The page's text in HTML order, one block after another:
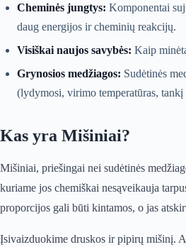
Cheminės jungtys: Komponentai
daug energijos ir cheminių reakcijų.
Visiškai naujos savybės: Kaip
Grynosios medžiagos: Sudėtinės
(lydymosi, virimo temperatūras, tankį
Kas yra Mišiniai?
Mišiniai, priešingai nei sudėtinės
kuriame jos chemiškai nesąveikauja
proporcijos gali būti kintamos, o jas
Įsivaizduokime druskos ir pipirų mišinį.